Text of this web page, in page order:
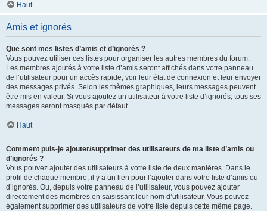
Haut
Amis et ignorés
Que sont mes listes d’amis et d’ignorés ?
Vous pouvez utiliser ces listes pour organiser les autres membres du forum.
Les membres ajoutés à votre liste d’amis seront affichés dans votre panneau
de l’utilisateur pour un accès rapide, voir leur état de connexion et leur envoyer
des messages privés. Selon les thèmes graphiques, leurs messages peuvent
être mis en valeur. Si vous ajoutez un utilisateur à votre liste d’ignorés, tous ses
messages seront masqués par défaut.
Haut
Comment puis-je ajouter/supprimer des utilisateurs de ma liste d’amis ou
d’ignorés ?
Vous pouvez ajouter des utilisateurs à votre liste de deux manières. Dans le
profil de chaque membre, il y a un lien pour l’ajouter dans votre liste d’amis ou
d’ignorés. Ou, depuis votre panneau de l’utilisateur, vous pouvez ajouter
directement des membres en saisissant leur nom d’utilisateur. Vous pouvez
également supprimer des utilisateurs de votre liste depuis cette même page.